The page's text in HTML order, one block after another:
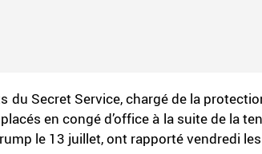
du Secret Service, chargé de la
en congé d’office à la suite de la
le 13 juillet, ont rapporté vendredi